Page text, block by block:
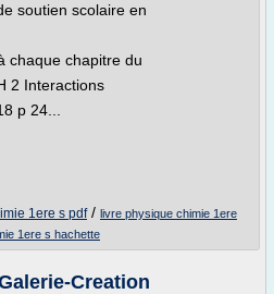
soutien scolaire en
chaque chapitre du
2 Interactions
p 24...
1ere s pdf/ livre physique chimie 1ere
1ere s hachette
Creation